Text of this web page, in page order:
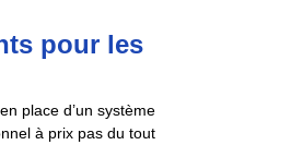
pour les
place d’un système
à prix pas du tout